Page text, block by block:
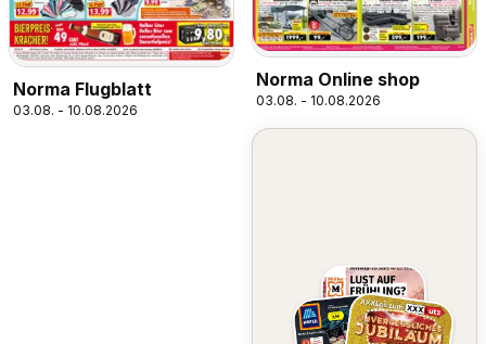
Norma Flugblatt
03.08. - 10.08.2026
Norma Online shop
03.08. - 10.08.2026